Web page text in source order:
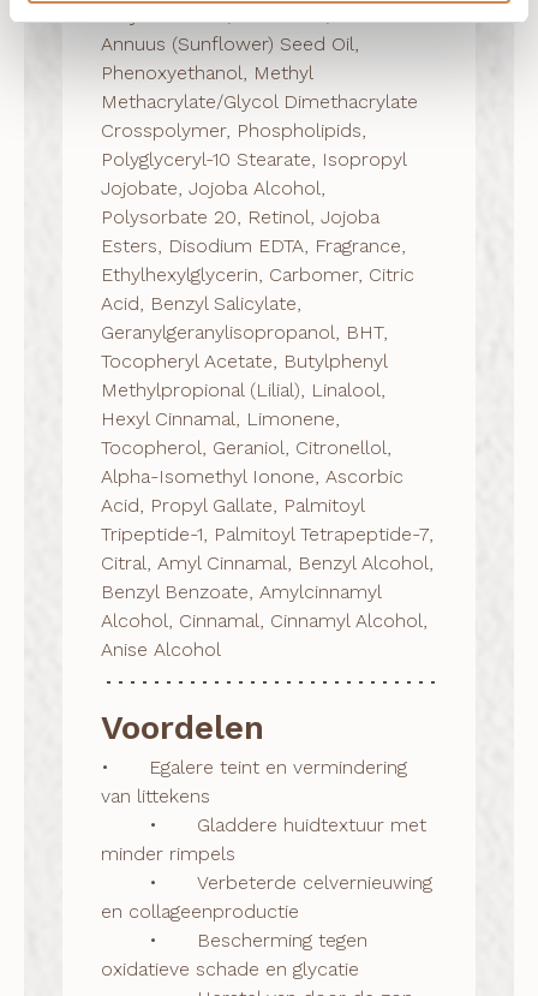
Annuus (Sunflower) Seed Oil,
Phenoxyethanol, Methyl
Methacrylate/Glycol Dimethacrylate
Crosspolymer, Phospholipids,
Polyglyceryl-10 Stearate, Isopropyl
Jojobate, Jojoba Alcohol,
Polysorbate 20, Retinol, Jojoba
Esters, Disodium EDTA, Fragrance,
Ethylhexylglycerin, Carbomer, Citric
Acid, Benzyl Salicylate,
Geranylgeranylisopropanol, BHT,
Tocopheryl Acetate, Butylphenyl
Methylpropional (Lilial), Linalool,
Hexyl Cinnamal, Limonene,
Tocopherol, Geraniol, Citronellol,
Alpha-Isomethyl Ionone, Ascorbic
Acid, Propyl Gallate, Palmitoyl
Tripeptide-1, Palmitoyl Tetrapeptide-7,
Citral, Amyl Cinnamal, Benzyl Alcohol,
Benzyl Benzoate, Amylcinnamyl
Alcohol, Cinnamal, Cinnamyl Alcohol,
Anise Alcohol
Voordelen
•	Egalere teint en vermindering
van littekens
minder rimpels
en collageenproductie
oxidatieve schade en glycatie